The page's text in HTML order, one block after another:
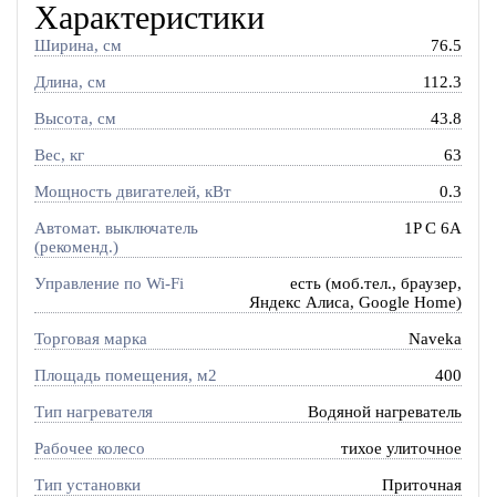
Характеристики
Ширина, см 76.5
Длина, см 112.3
Высота, см 43.8
Вес, кг 63
Мощность двигателей, кВт 0.3
Автомат. выключатель
(рекоменд.)
1P C 6A
Управление по Wi-Fi
есть (моб.тел., браузер,
Яндекс Алиса, Google Home)
Торговая марка Naveka
Площадь помещения, м2 400
Тип нагревателя Водяной нагреватель
Рабочее колесо тихое улиточное
Тип установки Приточная